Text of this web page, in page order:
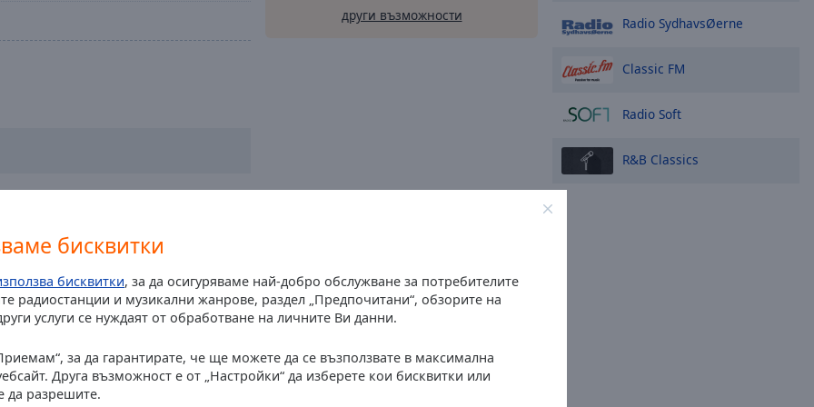
бисквитки
бисквитки, за да осигуряваме най-добро обслужване за потребителите
радиостанции и музикални жанрове, раздел „Предпочитани“, обзорите на
услуги се нуждаят от обработване на личните Ви данни.
за да гарантирате, че ще можете да се възползвате в максимална
Друга възможност е от „Настройки“ да изберете кои бисквитки или
да разрешите.
други възможности Radio SydhavsØerne
Classic FM
Radio Soft
R&B Classics